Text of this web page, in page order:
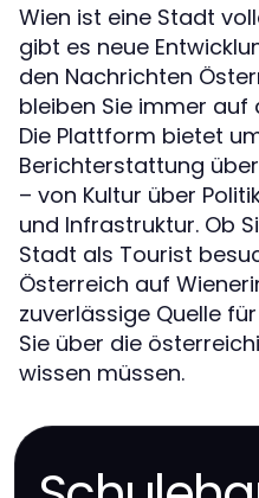
Wien ist eine Stadt
gibt es neue
den Nachrichten
bleiben Sie immer auf
Die Plattform bietet
Berichterstattung
– von Kultur über
und Infrastruktur. Ob
Stadt als Tourist
Österreich auf
zuverlässige Quelle
Sie über die
wissen müssen.